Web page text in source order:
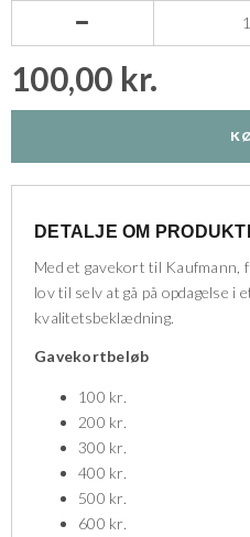

100,00 kr.
DETALJE OM
Med et gavekort til Kaufmann,
lov til selv at gå på opdagelse i
kvalitetsbeklædning.
Gavekortbeløb
100 kr.
200 kr.
300 kr.
400 kr.
500 kr.
600 kr.